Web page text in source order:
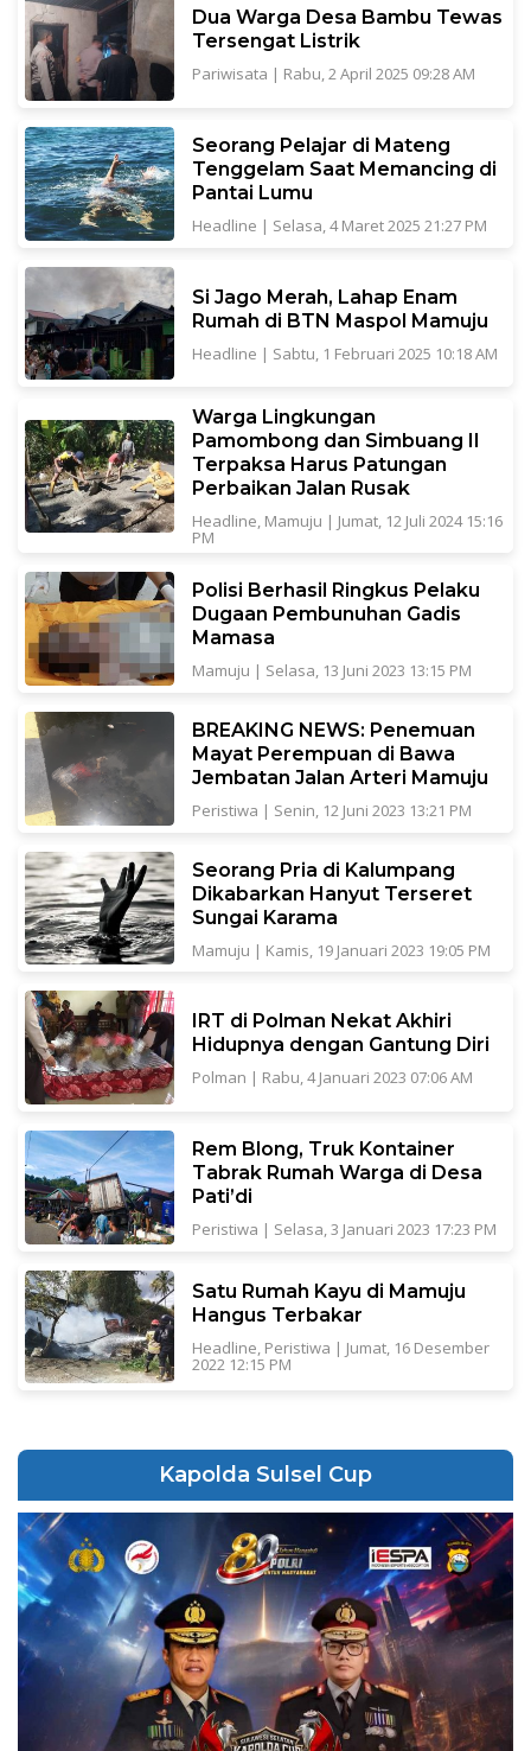
Dua Warga Desa Bambu Tewas
Tersengat Listrik
Pariwisata | Rabu, 2 April 2025 09:28 AM
Seorang Pelajar di Mateng
Tenggelam Saat Memancing di
Pantai Lumu
Headline | Selasa, 4 Maret 2025 21:27 PM
Si Jago Merah, Lahap Enam
Rumah di BTN Maspol Mamuju
Headline | Sabtu, 1 Februari 2025 10:18 AM
Warga Lingkungan
Pamombong dan Simbuang II
Terpaksa Harus Patungan
Perbaikan Jalan Rusak
Headline, Mamuju | Jumat, 12 Juli 2024 15:16
PM
Polisi Berhasil Ringkus Pelaku
Dugaan Pembunuhan Gadis
Mamasa
Mamuju | Selasa, 13 Juni 2023 13:15 PM
BREAKING NEWS: Penemuan
Mayat Perempuan di Bawa
Jembatan Jalan Arteri Mamuju
Peristiwa | Senin, 12 Juni 2023 13:21 PM
Seorang Pria di Kalumpang
Dikabarkan Hanyut Terseret
Sungai Karama
Mamuju | Kamis, 19 Januari 2023 19:05 PM
IRT di Polman Nekat Akhiri
Hidupnya dengan Gantung Diri
Polman | Rabu, 4 Januari 2023 07:06 AM
Rem Blong, Truk Kontainer
Tabrak Rumah Warga di Desa
Pati’di
Peristiwa | Selasa, 3 Januari 2023 17:23 PM
Satu Rumah Kayu di Mamuju
Hangus Terbakar
Headline, Peristiwa | Jumat, 16 Desember
2022 12:15 PM
Kapolda Sulsel Cup